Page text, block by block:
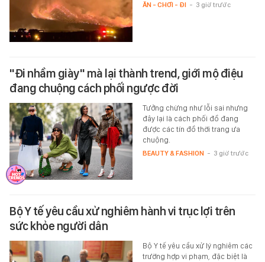
ĂN - CHƠI - ĐI - 3 giờ trước
"Đi nhầm giày" mà lại thành trend, giới mộ điệu
đang chuộng cách phối ngược đời
Tưởng chừng như lỗi sai nhưng
đây lại là cách phối đồ đang
được các tín đồ thời trang ưa
chuộng.
BEAUTY & FASHION - 3 giờ trước
Bộ Y tế yêu cầu xử nghiêm hành vi trục lợi trên
sức khỏe người dân
Bộ Y tế yêu cầu xử lý nghiêm các
trường hợp vi phạm, đặc biệt là